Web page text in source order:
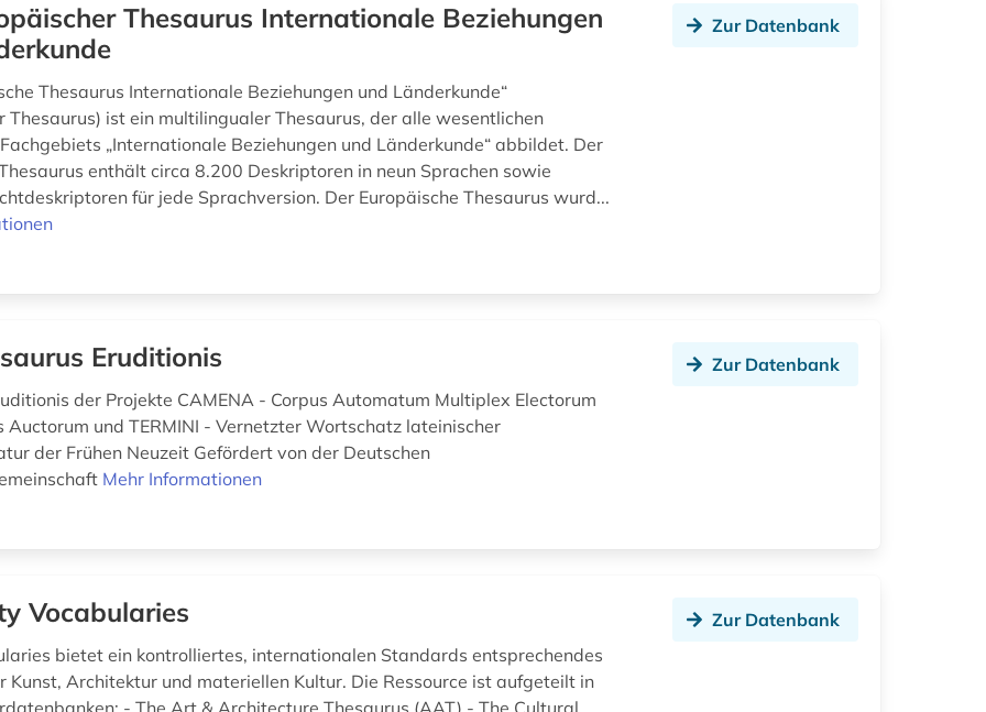
Thesaurus Internationale Beziehungen
Thesaurus Internationale Beziehungen und Länderkunde“
Thesaurus) ist ein multilingualer Thesaurus, der alle wesentlichen
„Internationale Beziehungen und Länderkunde“ abbildet. Der
enthält circa 8.200 Deskriptoren in neun Sprachen sowie
für jede Sprachversion. Der Europäische Thesaurus wurd...
Zur Datenbank
Eruditionis
der Projekte CAMENA - Corpus Automatum Multiplex Electorum
und TERMINI - Vernetzter Wortschatz lateinischer
der Frühen Neuzeit Gefördert von der Deutschen
Mehr Informationen
Zur Datenbank
Vocabularies
bietet ein kontrolliertes, internationalen Standards entsprechendes
Kunst, Architektur und materiellen Kultur. Die Ressource ist aufgeteilt in
- The Art & Architecture Thesaurus (AAT) - The Cultural
Zur Datenbank